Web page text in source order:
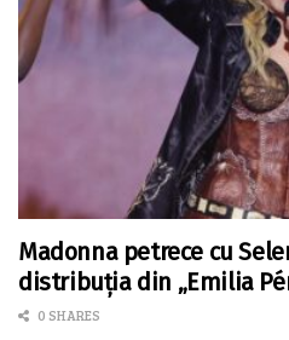
Madonna petrece cu
distribuția din „Emilia
0 SHARES